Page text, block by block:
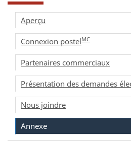
Aperçu
Connexion postelMC
Partenaires commerciaux
Présentation des demandes
Nous joindre
Annexe